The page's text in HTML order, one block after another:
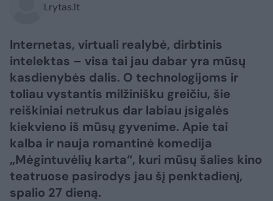
Lrytas.lt
Internetas, virtuali realybė, dirbtinis
intelektas – visa tai jau dabar yra mūsų
kasdienybės dalis. O technologijoms ir
toliau vystantis milžinišku greičiu, šie
reiškiniai netrukus dar labiau įsigalės
kiekvieno iš mūsų gyvenime. Apie tai
kalba ir nauja romantinė komedija
„Mėgintuvėlių karta“, kuri mūsų šalies kino
teatruose pasirodys jau šį penktadienį,
spalio 27 dieną.